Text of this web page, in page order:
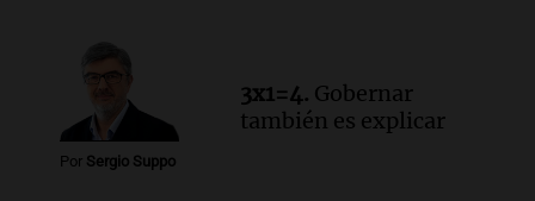
Por Sergio Suppo
3x1=4. Gobernar
también es explicar